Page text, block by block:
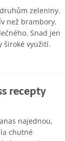
zeleniny.
než brambory.
Snad jen
široké využití.
recepty
najednou,
chutné